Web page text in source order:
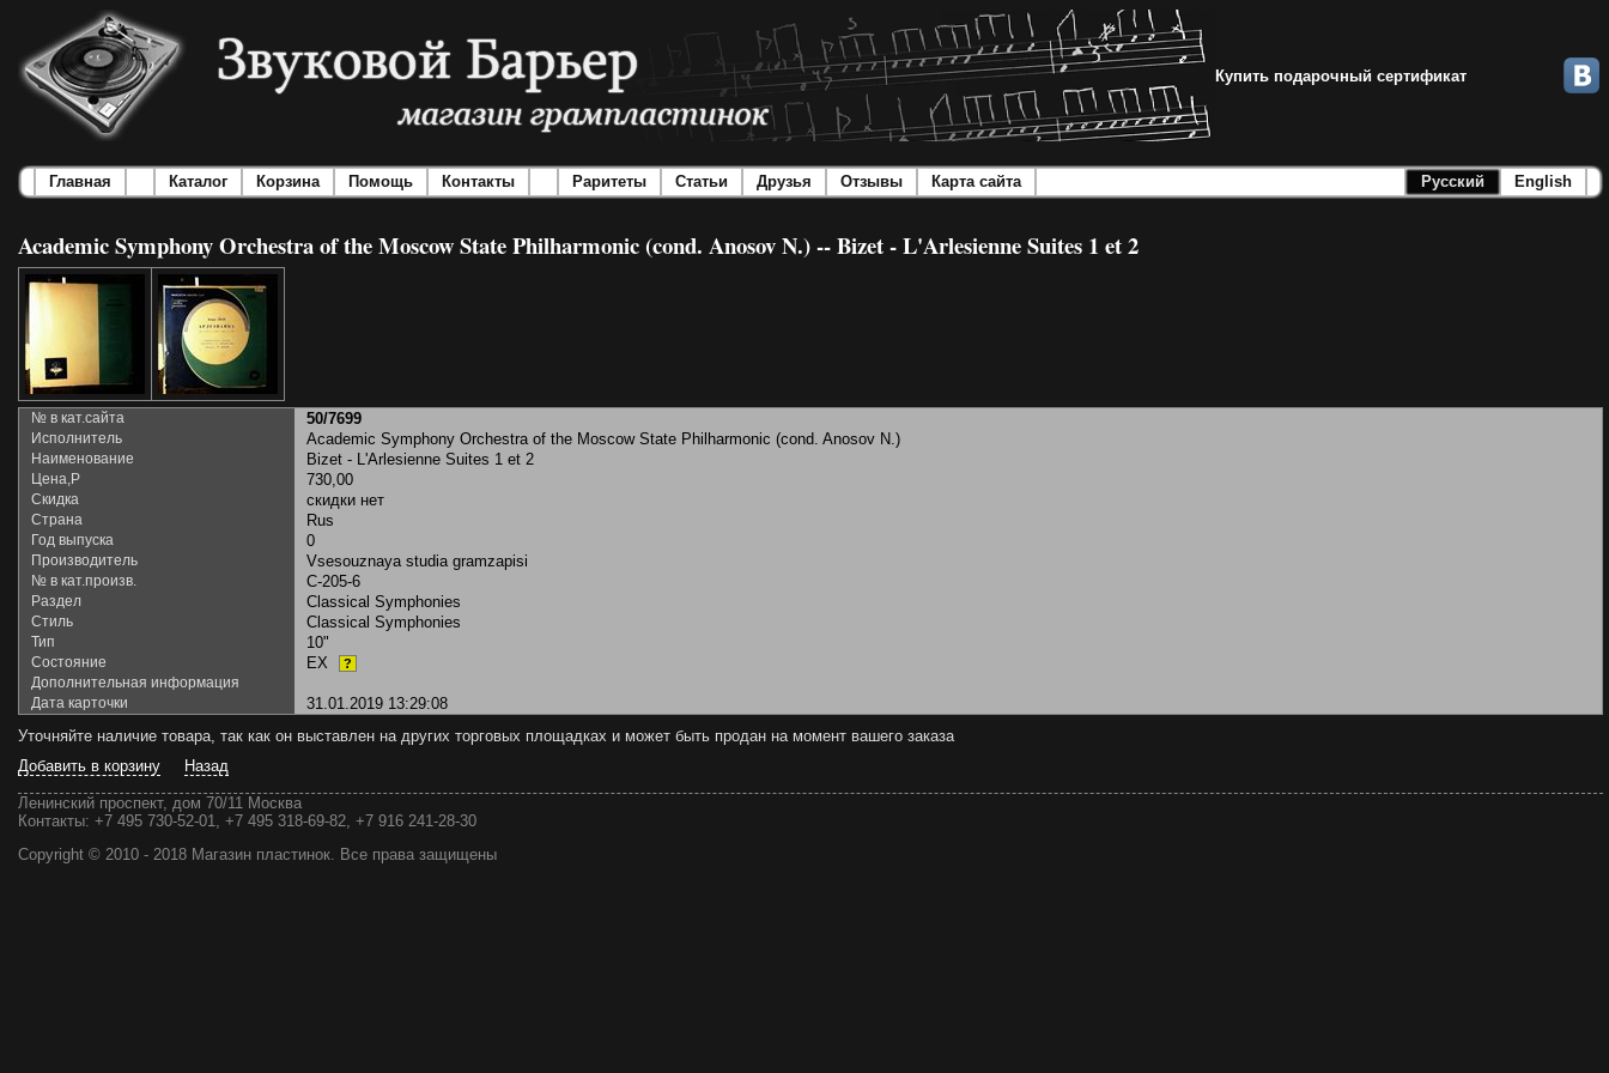
Купить подарочный сертификат
Главная Каталог Корзина Помощь Контакты Раритеты Статьи Друзья Отзывы Карта сайта Русский English
Academic Symphony Orchestra of the Moscow State Philharmonic (cond. Anosov N.) -- Bizet - L'Arlesienne Suites 1 et 2
№ в кат.сайта 50/7699
Исполнитель Academic Symphony Orchestra of the Moscow State Philharmonic (cond. Anosov N.)
Наименование Bizet - L'Arlesienne Suites 1 et 2
Цена,Р 730,00
Скидка скидки нет
Страна Rus
Год выпуска 0
Производитель Vsesouznaya studia gramzapisi
№ в кат.произв. C-205-6
Раздел Classical Symphonies
Стиль Classical Symphonies
Тип 10"
Состояние EX ?
Дополнительная информация
Дата карточки
31.01.2019 13:29:08
Уточняйте наличие товара, так как он выставлен на других торговых площадках и может быть продан на момент вашего заказа
Добавить в корзину
Назад
Ленинский проспект, дом 70/11 Москва
Контакты: +7 495 730-52-01, +7 495 318-69-82, +7 916 241-28-30
Copyright © 2010 - 2018 Магазин пластинок. Все права защищены